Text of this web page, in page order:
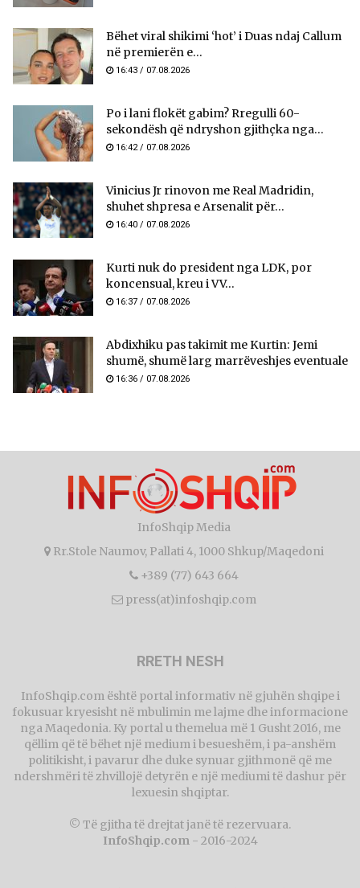
Bëhet viral shikimi ‘hot’ i Duas ndaj Callum
në premierën e...
16:43 / 07.08.2026
Po i lani flokët gabim? Rregulli 60-
sekondësh që ndryshon gjithçka nga...
16:42 / 07.08.2026
Vinicius Jr rinovon me Real Madridin,
shuhet shpresa e Arsenalit për...
16:40 / 07.08.2026
Kurti nuk do president nga LDK, por
koncensual, kreu i VV...
16:37 / 07.08.2026
Abdixhiku pas takimit me Kurtin: Jemi
shumë, shumë larg marrëveshjes eventuale
16:36 / 07.08.2026
InfoShqip Media
Rr.Stole Naumov, Pallati 4, 1000 Shkup/Maqedoni
+389 (77) 643 664
press(at)infoshqip.com
RRETH NESH
InfoShqip.com është portal informativ në gjuhën shqipe i
fokusuar kryesisht në mbulimin me lajme dhe informacione
nga Maqedonia. Ky portal u themelua më 1 Gusht 2016, me
qëllim që të bëhet një medium i besueshëm, i pa-anshëm
politikisht, i pavarur dhe duke synuar gjithmonë që me
ndershmëri të zhvillojë detyrën e një mediumi të dashur për
lexuesin shqiptar.
© Të gjitha të drejtat janë të rezervuara.
InfoShqip.com- 2016-2024